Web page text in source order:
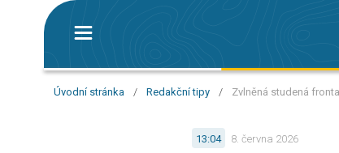
Úvodní stránka / Redakční tipy / Zvlněná studená
13:04 8. června 2026